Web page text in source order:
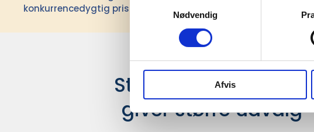
Nødvendig
Afvis
konkurrencedygtig pris siden 1991.
Stærke leverandører
giver større udvalg